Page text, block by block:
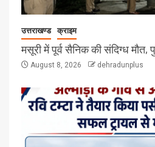
उत्तराखण्ड क्राइम
मसूरी में पूर्व सैनिक की संदिग्ध
August 8, 2026 dehradunplus